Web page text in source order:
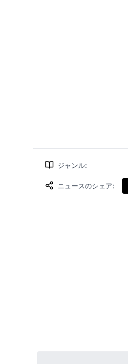
ジャンル:
ニュースのシェア: